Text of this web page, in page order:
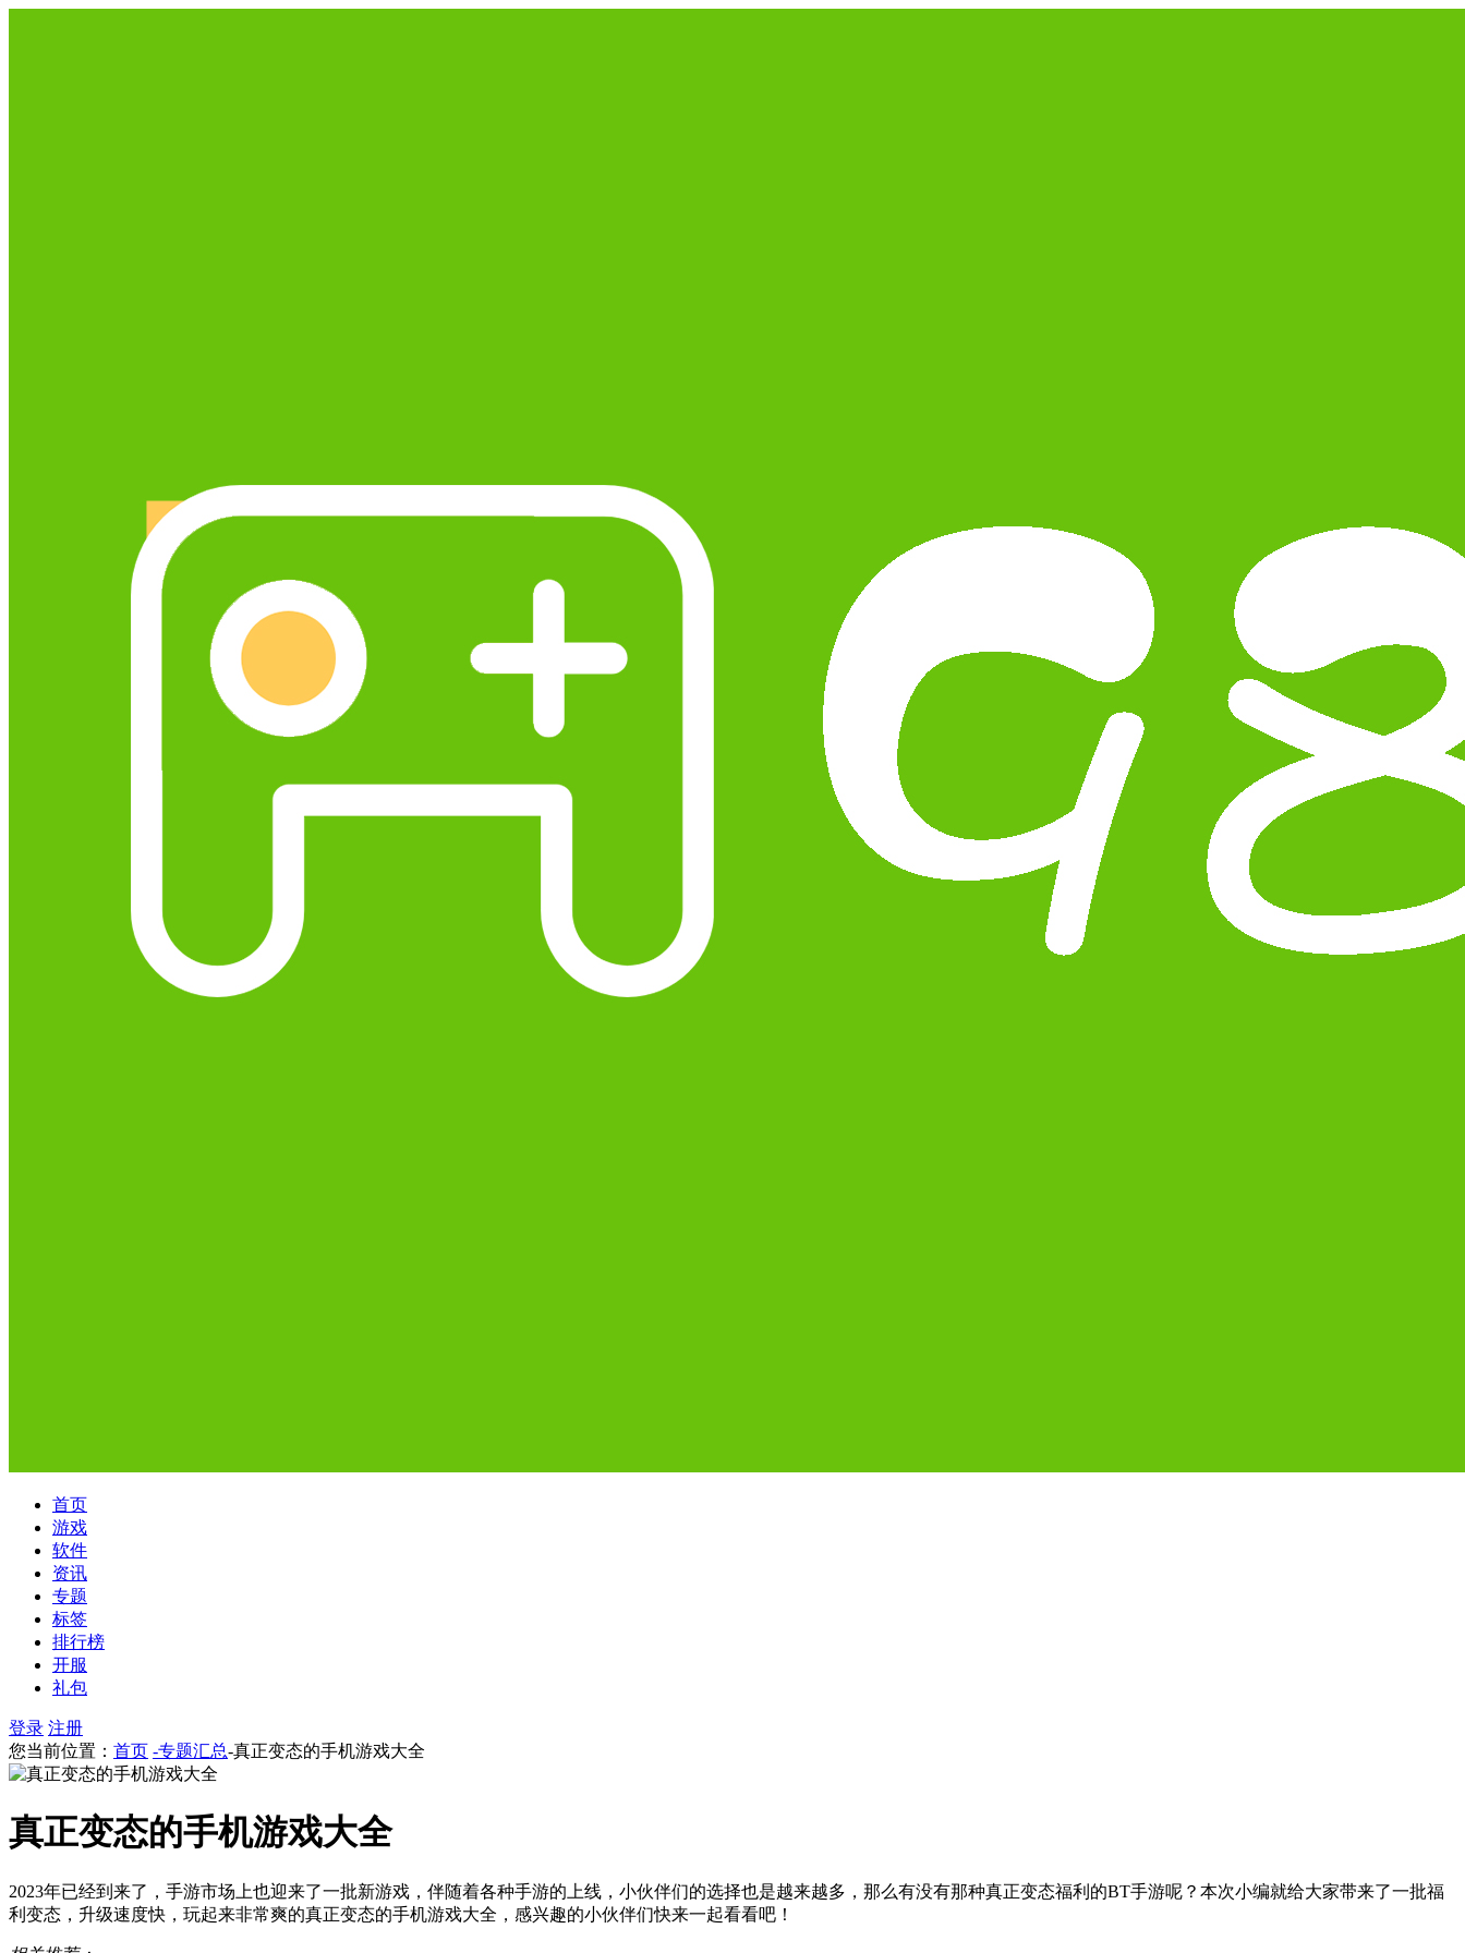
首页
游戏
软件
资讯
专题
标签
排行榜
开服
礼包
登录 注册
您当前位置： 首页 -专题汇总-真正变态的手机游戏大全
真正变态的手机游戏大全
2023年已经到来了，手游市场上也迎来了一批新游戏，伴随着各种手游的上线，小伙伴们的选择也是越来越多，那么有没有那种真正变态福利的BT手游呢？本次小编就给大家带来了一批福
利变态，升级速度快，玩起来非常爽的真正变态的手机游戏大全，感兴趣的小伙伴们快来一起看看吧！